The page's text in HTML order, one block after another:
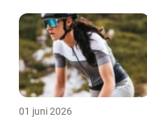
01 juni 2026